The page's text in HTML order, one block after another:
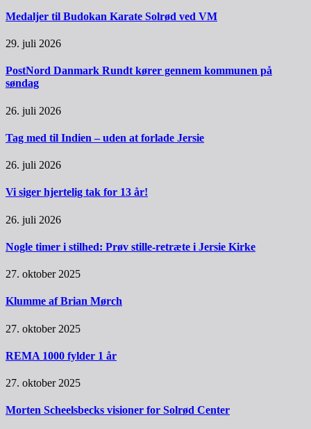
Medaljer til Budokan Karate Solrød ved VM
29. juli 2026
PostNord Danmark Rundt kører gennem kommunen på
søndag
26. juli 2026
Tag med til Indien – uden at forlade Jersie
26. juli 2026
Vi siger hjertelig tak for 13 år!
26. juli 2026
Nogle timer i stilhed: Prøv stille-retræte i Jersie Kirke
27. oktober 2025
Klumme af Brian Mørch
27. oktober 2025
REMA 1000 fylder 1 år
27. oktober 2025
Morten Scheelsbecks visioner for Solrød Center